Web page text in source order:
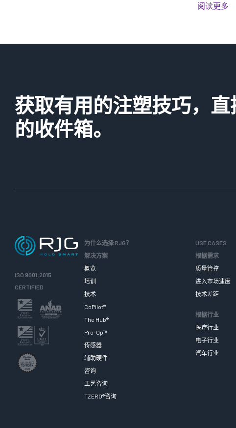
阅读更多
获取有用的注塑技巧，
的收件箱。
ISO 9001:2015
CERTIFIED
为什么选择 RJG？
解决方案
概览
培训
技术
CoPilot®
The Hub®
Pro-Op™
传感器
辅助硬件
咨询
工艺咨询
TZERO®咨询
USE CASES
根据需求
质量管控
进入市场速度
技术差距
根据行业
医疗行业
电子行业
汽车行业